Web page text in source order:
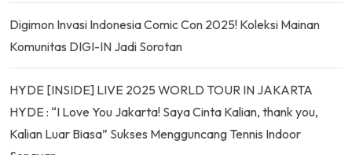
Digimon Invasi Indonesia Comic Con 2025! Koleksi Mainan
Komunitas DIGI-IN Jadi Sorotan
HYDE [INSIDE] LIVE 2025 WORLD TOUR IN JAKARTA
HYDE : “I Love You Jakarta! Saya Cinta Kalian, thank you,
Kalian Luar Biasa” Sukses Mengguncang Tennis Indoor